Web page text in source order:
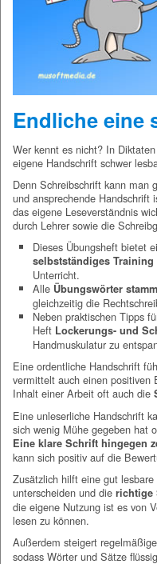
Endliche eine
Wer kennt es nicht? In
eigene Handschrift schwer
Denn Schreibschrift kann man
und ansprechende Handschrift
das eigene Leseverständnis
durch Lehrer sowie die
Dieses Übungsheft bietet
selbstständiges Training
Unterricht.
Alle Übungswörter
gleichzeitig die
Neben praktischen Tipps
Heft Lockerungs- und
Handmuskulatur zu
Eine ordentliche Handschrift
vermittelt auch einen positiven
Inhalt einer Arbeit oft auch die
Eine unleserliche Handschrift
sich wenig Mühe gegeben hat
Eine klare Schrift hingegen
kann sich positiv auf die
Zusätzlich hilft eine gut
unterscheiden und die richtige
die eigene Nutzung ist es von
lesen zu können.
Außerdem steigert
sodass Wörter und Sätze